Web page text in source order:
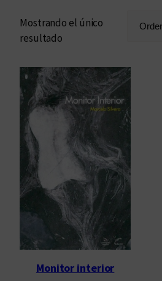
Mostrando el único
resultado
Monitor interior